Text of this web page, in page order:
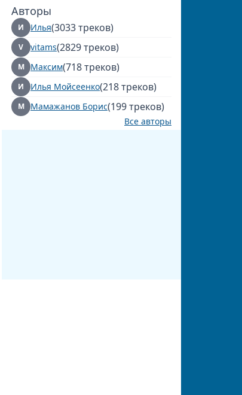
Авторы
И Илья(3033 треков)
V vitams(2829 треков)
М Максим(718 треков)
И Илья Мойсеенко(218 треков)
М Мамажанов Борис(199 треков)
Все авторы